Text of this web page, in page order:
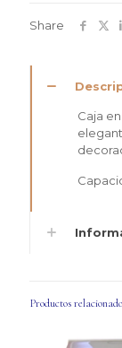
Share
Caja
Productos